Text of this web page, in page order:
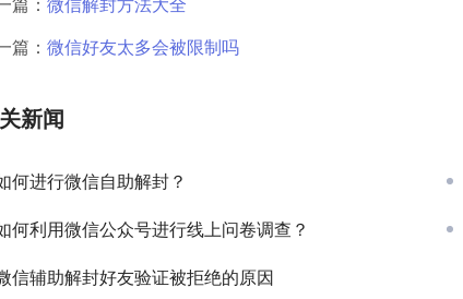
篇： 微信好友太多会被限制吗
新闻
何进行微信自助解封？
何利用微信公众号进行线上问卷调查？
信辅助解封好友验证被拒绝的原因